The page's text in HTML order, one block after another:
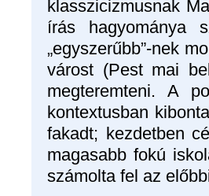
klasszicizmusnak
írás hagyománya
„egyszerűbb”-nek
várost (Pest mai
megteremteni. A
kontextusban
fakadt; kezdetben
magasabb fokú
számolta fel az